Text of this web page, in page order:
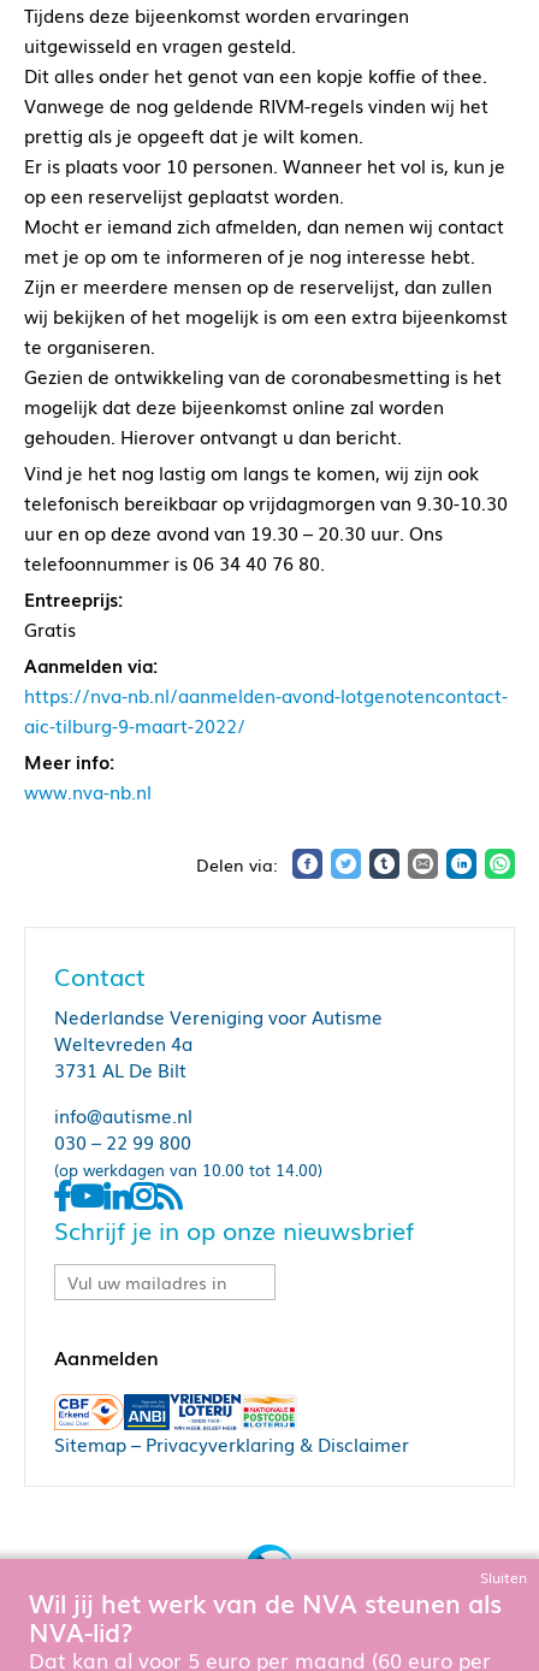
Tijdens deze bijeenkomst worden ervaringen
uitgewisseld en vragen gesteld.
Dit alles onder het genot van een kopje koffie of thee.
Vanwege de nog geldende RIVM-regels vinden wij het
prettig als je opgeeft dat je wilt komen.
Er is plaats voor 10 personen. Wanneer het vol is, kun je
op een reservelijst geplaatst worden.
Mocht er iemand zich afmelden, dan nemen wij contact
met je op om te informeren of je nog interesse hebt.
Zijn er meerdere mensen op de reservelijst, dan zullen
wij bekijken of het mogelijk is om een extra bijeenkomst
te organiseren.
Gezien de ontwikkeling van de coronabesmetting is het
mogelijk dat deze bijeenkomst online zal worden
gehouden. Hierover ontvangt u dan bericht.
Vind je het nog lastig om langs te komen, wij zijn ook
telefonisch bereikbaar op vrijdagmorgen van 9.30-10.30
uur en op deze avond van 19.30 – 20.30 uur. Ons
telefoonnummer is 06 34 40 76 80.
Entreeprijs:
Gratis
Aanmelden via:
https://nva-nb.nl/aanmelden-avond-lotgenotencontact-
aic-tilburg-9-maart-2022/
Meer info:
www.nva-nb.nl
Contact
Nederlandse Vereniging voor Autisme
Weltevreden 4a
3731 AL De Bilt
info@autisme.nl
030 – 22 99 800
(op werkdagen van 10.00 tot 14.00)
Schrijf je in op onze nieuwsbrief
Sitemap– Privacyverklaring & Disclaimer
Om de website goed te laten functioneren en te verbeteren
Sluiten
Wil jij het werk van de NVA steunen als
NVA-lid?
Dat kan al voor 5 euro per maand (60 euro per